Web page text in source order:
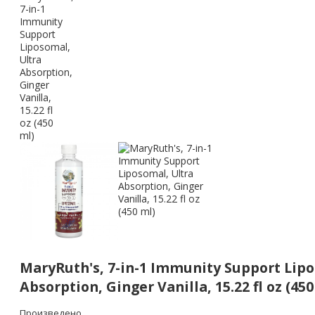
MaryRuth's, 7-in-1 Immunity Support
Absorption, Ginger Vanilla, 15.22 fl oz